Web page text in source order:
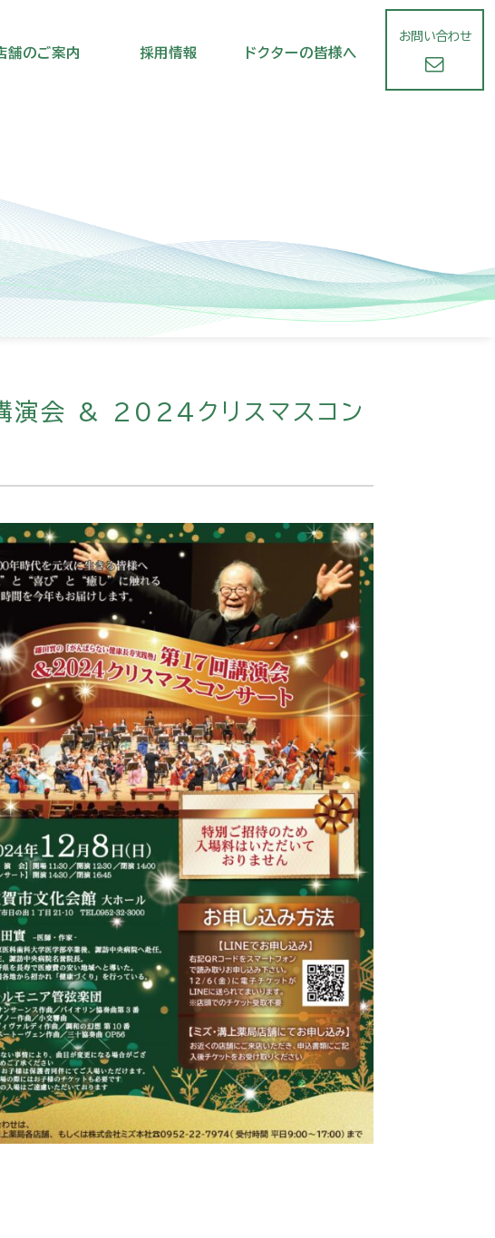
舗のご案内 採用情報 ドクターの皆様へ
お問い合わせ
演会 & 2024クリスマスコン